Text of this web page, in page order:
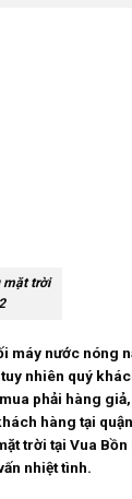
mặt trời
máy nước nóng
nhiên quý
phải hàng
hàng tại
trời tại Vua Bồn
nhiệt tình.